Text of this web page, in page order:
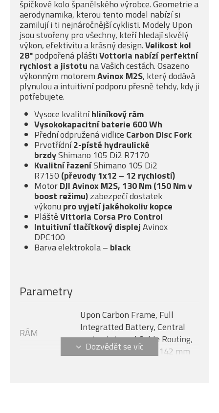
špičkové kolo španělského výrobce. Geometrie a
aerodynamika, kterou tento model nabízí si
zamilují i ti nejnáročnější cyklisti. Modely Upon
jsou stvořeny pro všechny, kteří hledají skvělý
výkon, efektivitu a krásný design.Velikost kol
28"podpořená pláštiVottoria nabízíperfektní
rychlost a jistotu na Vašich cestách. Osazeno
výkonným motoremAvinox M2S, který dodává
plynulou a intuitivní podporu přesně tehdy, kdy ji
potřebujete.
Vysoce kvalitníhliníkový rám
Vysokokapacitní baterie 600 Wh
Přední odpružená vidlice Carbon Disc Fork
Prvotřídní2-písté hydraulické
brzdyShimano 105 Di2 R7170
Kvalitní řazeníShimano 105 Di2
R7150 (převody 1x12 – 12 rychlostí)
MotorDJI Avinox M2S, 130 Nm (150 Nm v
boost režimu)zabezpečí dostatek
výkonu pro vyjetí jakéhokoliv kopce
PláštěVittoria Corsa Pro Control
Intuitivní tlačítkový displejAvinox
DPC100
Barva elektrokola – black
Parametry
RÁM
Upon Carbon Frame, Full
Integratted Battery, Central
motor, Internal Cable Routing,
Flat Mount Disc 12 x 142 mm